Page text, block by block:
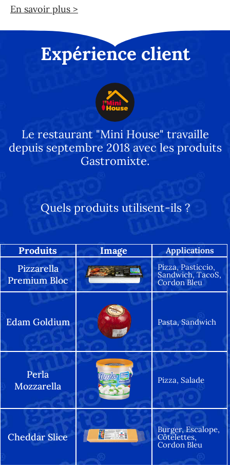
En savoir plus >
Expérience client
Le restaurant "Mini House" travaille
depuis septembre 2018 avec les produits
Gastromixte.
Quels produits utilisent-ils ?
Produits Image Applications
Pizzarella
Premium Bloc
Pizza, Pasticcio,
Sandwich, TacoS,
Cordon Bleu
Edam Goldium Pasta, Sandwich
Perla
Mozzarella
Pizza, Salade
Cheddar Slice
Burger, Escalope,
Côtelettes,
Cordon Bleu